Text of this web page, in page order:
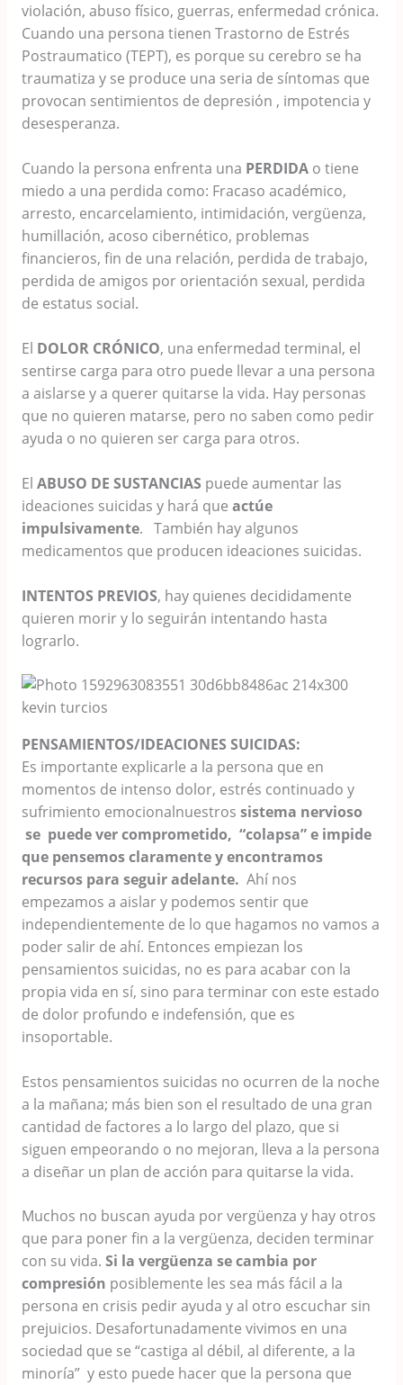
violación, abuso físico, guerras, enfermedad crónica.
Cuando una persona tienen Trastorno de Estrés
Postraumatico (TEPT), es porque su cerebro se ha
traumatiza y se produce una seria de síntomas que
provocan sentimientos de depresión , impotencia y
desesperanza.
Cuando la persona enfrenta una PERDIDAo tiene
miedo a una perdida como: Fracaso académico,
arresto, encarcelamiento, intimidación, vergüenza,
humillación, acoso cibernético, problemas
financieros, fin de una relación, perdida de trabajo,
perdida de amigos por orientación sexual, perdida
de estatus social.
El DOLOR CRÓNICO, una enfermedad terminal, el
sentirse carga para otro puede llevar a una persona
a aislarse y a querer quitarse la vida. Hay personas
que no quieren matarse, pero no saben como pedir
ayuda o no quieren ser carga para otros.
El ABUSO DE SUSTANCIAS puede aumentar las
ideaciones suicidas y hará que actúe
impulsivamente. También hay algunos
medicamentos que producen ideaciones suicidas.
INTENTOS PREVIOS, hay quienes decididamente
quieren morir y lo seguirán intentando hasta
lograrlo.
kevin turcios
PENSAMIENTOS/IDEACIONES SUICIDAS:
Es importante explicarle a la persona que en
momentos de intenso dolor, estrés continuado y
sufrimiento emocionalnuestros sistema nervioso
se puedevercomprometido, “colapsa” e impide
que pensemos claramenteyencontramos
recursos para seguir adelante. Ahí nos
empezamos a aislar y podemos sentir que
independientemente de lo que hagamos no vamos a
poder salir de ahí. Entonces empiezan los
pensamientos suicidas, no es para acabar con la
propia vida en sí, sino para terminar con este estado
de dolor profundo e indefensión, que es
insoportable.
Estos pensamientos suicidas no ocurren de la noche
a la mañana; más bien son el resultado de una gran
cantidad de factores a lo largo del plazo, que si
siguen empeorando o no mejoran, lleva a la persona
a diseñar un plan de acción para quitarse la vida.
Muchos no buscan ayuda por vergüenza y hay otros
que para poner fin a la vergüenza, deciden terminar
con su vida. Si la vergüenza se cambia por
compresión posiblemente les sea más fácil a la
persona en crisis pedir ayuda y al otro escuchar sin
prejuicios. Desafortunadamente vivimos en una
sociedad que se “castiga al débil, al diferente, a la
minoría” y esto puede hacer que la persona que